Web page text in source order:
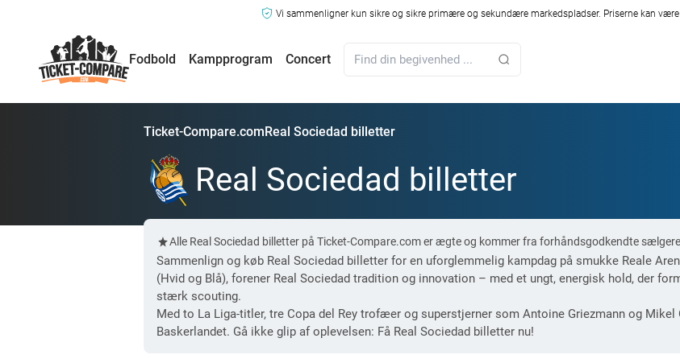
Vi sammenligner kun sikre og sikre primære og sekundære markedspladser. Priserne kan være
Fodbold Kampprogram Concert
Ticket-Compare.comReal Sociedad billetter
Real Sociedad billetter
Alle Real Sociedad billetter på Ticket-Compare.com er ægte og kommer fra forhåndsgodkendte
Sammenlign og køb Real Sociedad billetter for en uforglemmelig kampdag på smukke Reale
(Hvid og Blå), forener Real Sociedad tradition og innovation – med et ungt, energisk hold, der
stærk scouting.
Med to La Liga-titler, tre Copa del Rey trofæer og superstjerner som Antoine Griezmann og
Baskerlandet. Gå ikke glip af oplevelsen: Få Real Sociedad billetter nu!